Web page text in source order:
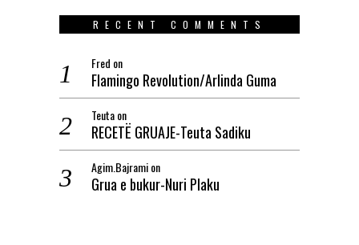
RECENT COMMENTS
Fred on
Flamingo Revolution/Arlinda Guma
Teutaon
RECETË GRUAJE-Teuta Sadiku
Agim.Bajramion
Grua e bukur-Nuri Plaku